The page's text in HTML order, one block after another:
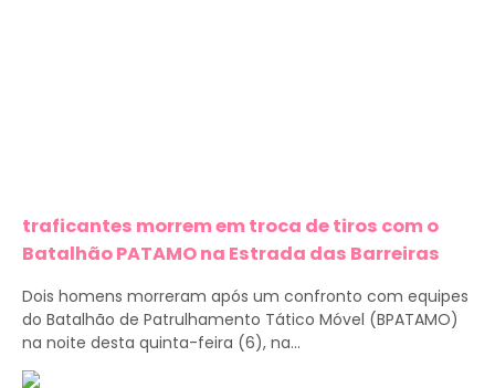
traficantes morrem em troca de tiros com o
Batalhão PATAMO na Estrada das Barreiras
Dois homens morreram após um confronto com equipes
do Batalhão de Patrulhamento Tático Móvel (BPATAMO)
na noite desta quinta-feira (6), na...